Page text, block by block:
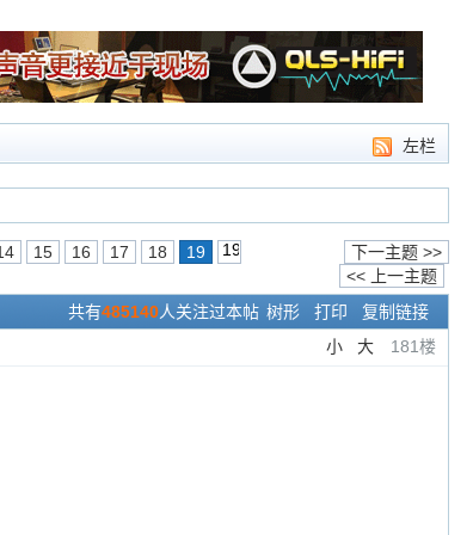
左栏
下一主题 >>
<< 上一主题
15 16 17 18 19
共有485140人关注过本帖 树形 打印 复制链接
小 大 181楼